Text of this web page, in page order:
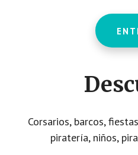
Corsarios, barcos,
piratería, niños,